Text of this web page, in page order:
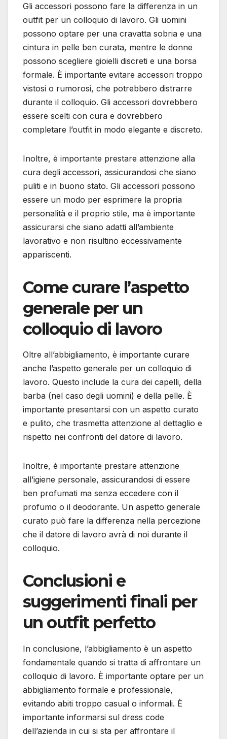
Gli accessori possono fare la differenza in un
outfit per un colloquio di lavoro. Gli uomini
possono optare per una cravatta sobria e una
cintura in pelle ben curata, mentre le donne
possono scegliere gioielli discreti e una borsa
formale. È importante evitare accessori troppo
vistosi o rumorosi, che potrebbero distrarre
durante il colloquio. Gli accessori dovrebbero
essere scelti con cura e dovrebbero
completare l’outfit in modo elegante e discreto.
Inoltre, è importante prestare attenzione alla
cura degli accessori, assicurandosi che siano
puliti e in buono stato. Gli accessori possono
essere un modo per esprimere la propria
personalità e il proprio stile, ma è importante
assicurarsi che siano adatti all’ambiente
lavorativo e non risultino eccessivamente
appariscenti.
Come curare l’aspetto
generale per un
colloquio di lavoro
Oltre all’abbigliamento, è importante curare
anche l’aspetto generale per un colloquio di
lavoro. Questo include la cura dei capelli, della
barba (nel caso degli uomini) e della pelle. È
importante presentarsi con un aspetto curato
e pulito, che trasmetta attenzione al dettaglio e
rispetto nei confronti del datore di lavoro.
Inoltre, è importante prestare attenzione
all’igiene personale, assicurandosi di essere
ben profumati ma senza eccedere con il
profumo o il deodorante. Un aspetto generale
curato può fare la differenza nella percezione
che il datore di lavoro avrà di noi durante il
colloquio.
Conclusioni e
suggerimenti finali per
un outfit perfetto
In conclusione, l’abbigliamento è un aspetto
fondamentale quando si tratta di affrontare un
colloquio di lavoro. È importante optare per un
abbigliamento formale e professionale,
evitando abiti troppo casual o informali. È
importante informarsi sul dress code
dell’azienda in cui si sta per affrontare il